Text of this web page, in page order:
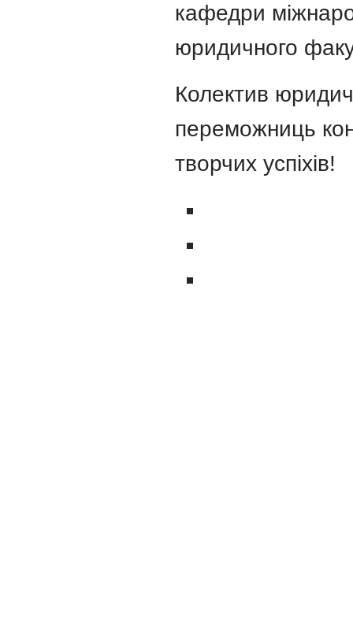
кафедри
юридичного
Колектив
переможниць
творчих успіхів!